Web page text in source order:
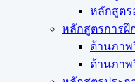
หลักสูต
หลักสูตรการฝึ
ด้านภาพ
ด้านภาพ